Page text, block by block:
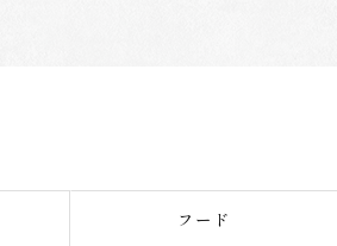
フード